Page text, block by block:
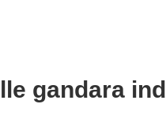
gandara ind